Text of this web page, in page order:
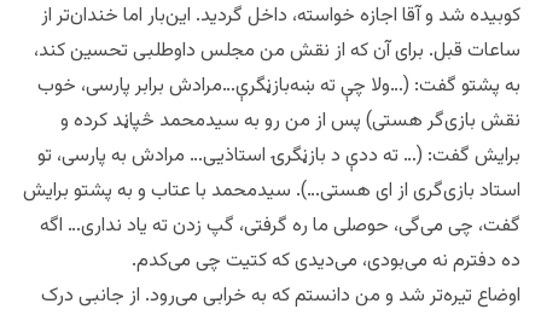
کوبیده شد ‌و آقا اجازه خواسته، داخل گردید. این‌بار اما خندان‌تر از
ساعات قبل. برای آن که از نقش من مجلس داوطلبی تحسین کند،
به پشتو گفت: (…ولا چې ته ښه‌بازڼگرې…مرادش برابر پارسی، خوب
نقش بازی‌گر هستی) پس از من رو به سیدمحمد څپاڼد کرده و
برایش گفت: (… ته ددې د بازڼگرۍ استاذیی… مرادش به پارسی، تو
استاد بازی‌گری از ای هستی…). سیدمحمد با عتاب و به پشتو برایش
گفت، چی می‌گی، حوصلی ما ره گرفتی، گپ زدن ته یاد نداری… اگه
ده دفترم نه می‌بودی، می‌دیدی که کتیت چی می‌کدم.
اوضاع تیره‌تر شد و من دانستم که به خرابی می‌رود. از جانبی درک